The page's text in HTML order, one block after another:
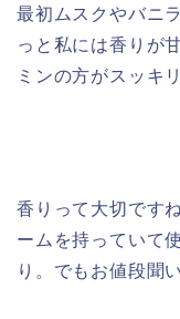
最初ムスクやバニ
っと私には香りが
ミンの方がスッキ
香りって大切です
ームを持っていて
り。でもお値段聞